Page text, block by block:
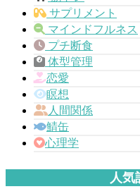
サプリメント
マインドフルネス
プチ断食
体型管理
恋愛
瞑想
人間関係
鯖缶
心理学
人気